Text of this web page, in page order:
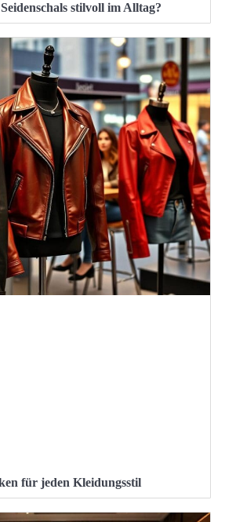
stilvoll im Alltag?
für jeden Kleidungsstil